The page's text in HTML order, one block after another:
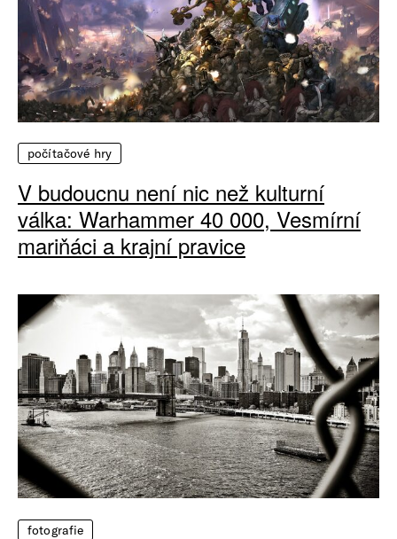
počítačové hry
V budoucnu není nic než kulturní
válka: Warhammer 40 000, Vesmírní
mariňáci a krajní pravice
fotografie